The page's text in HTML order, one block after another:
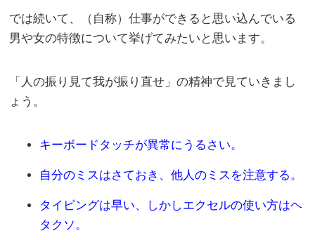
では続いて、（自称）仕事ができると思い込んでいる
男や女の特徴について挙げてみたいと思います。
「人の振り見て我が振り直せ」の精神で見ていきまし
ょう。
キーボードタッチが異常にうるさい。
自分のミスはさておき、他人のミスを注意する。
タイピングは早い、しかしエクセルの使い方はヘ
タクソ。